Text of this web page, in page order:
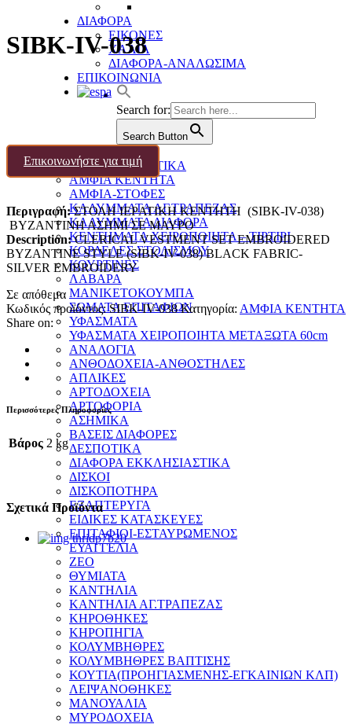
ΔΙΑΦΟΡΑ
ΕΙΚΟΝΕΣ
ΧΑΛΙΑ
ΔΙΑΦΟΡΑ-ΑΝΑΛΩΣΙΜΑ
ΕΠΙΚΟΙΝΩΝΙΑ
Search for:
Search Button
ΑΜΦΙΑ ΔΕΣΠΟΤΙΚΑ
ΑΜΦΙΑ ΚΕΝΤΗΤΑ
ΑΜΦΙΑ-ΣΤΟΦΕΣ
ΚΑΛΥΜΜΑΤΑ ΑΓ.ΤΡΑΠΕΖΑΣ
ΚΑΛΥΜΜΑΤΑ ΔΙΑΦΟΡΑ
ΚΕΝΤΗΜΑΤΑ ΧΕΙΡΟΠΟΙΗΤΑ – ΤΙΡΤΙΡΙ
ΚΟΡΔΕΛΕΣ ΣΤΟΛΙΣΜΟΥ
ΚΟΥΡΤΙΝΕΣ
ΛΑΒΑΡΑ
ΜΑΝΙΚΕΤΟΚΟΥΜΠΑ
ΣΩΜΑΤΑ ΕΠΙΤΑΦΙΩΝ
ΥΦΑΣΜΑΤΑ
ΥΦΑΣΜΑΤΑ ΧΕΙΡΟΠΟΙΗΤΑ ΜΕΤΑΞΩΤΑ 60cm
ΑΝΑΛΟΓΙΑ
ΑΝΘΟΔΟΧΕΙΑ-ΑΝΘΟΣΤΗΛΕΣ
ΑΠΛΙΚΕΣ
ΑΡΤΟΔΟΧΕΙΑ
ΑΡΤΟΦΟΡΙΑ
ΑΣΗΜΙΚΑ
ΒΑΣΕΙΣ ΔΙΑΦΟΡΕΣ
ΔΕΣΠΟΤΙΚΑ
ΔΙΑΦΟΡΑ ΕΚΚΛΗΣΙΑΣΤΙΚΑ
ΔΙΣΚΟΙ
ΔΙΣΚΟΠΟΤΗΡΑ
ΕΞΑΠΤΕΡΥΓΑ
ΕΙΔΙΚΕΣ ΚΑΤΑΣΚΕΥΕΣ
ΕΠΙΤΑΦΙΟΙ-ΕΣΤΑΥΡΩΜΕΝΟΣ
ΕΥΑΓΓΕΛΙΑ
ΖΕΟ
ΘΥΜΙΑΤΑ
ΚΑΝΤΗΛΙΑ
ΚΑΝΤΗΛΙΑ ΑΓ.ΤΡΑΠΕΖΑΣ
ΚΗΡΟΘΗΚΕΣ
ΚΗΡΟΠΗΓΙΑ
ΚΟΛΥΜΒΗΘΡΕΣ
ΚΟΛΥΜΒΗΘΡΕΣ ΒΑΠΤΙΣΗΣ
ΚΟΥΤΙΑ(ΠΡΟΗΓΙΑΣΜΕΝΗΣ-ΕΓΚΑΙΝΙΩΝ ΚΛΠ)
ΛΕΙΨΑΝΟΘΗΚΕΣ
ΜΑΝΟΥΑΛΙΑ
ΜΥΡΟΔΟΧΕΙΑ
SIBK-IV-038
Επικοινωνήστε για τιμή
Περιγραφή:ΣΤΟΛΗ ΙΕΡATIKH ΚΕΝΤΗΤΗ (SIBK-IV-038)
ΒΥΖΑΝΤΙΝΗ ΑΣΗΜΙ ΣΕ ΜΑΥΡΟ
Description:CLERICAL VESTMENT SET EMBROIDERED
BYZANTINE STYLE (SIBK-IV-038) BLACK FABRIC-
SILVER EMBROIDERY
Σε απόθεμα
Κωδικός προϊόντος:SIBK-IV-038 Κατηγορία: ΑΜΦΙΑ ΚΕΝΤΗΤΑ
Share on:
Περισσότερες Πληροφορίες
Βάρος 2 kg
Σχετικά Προϊόντα